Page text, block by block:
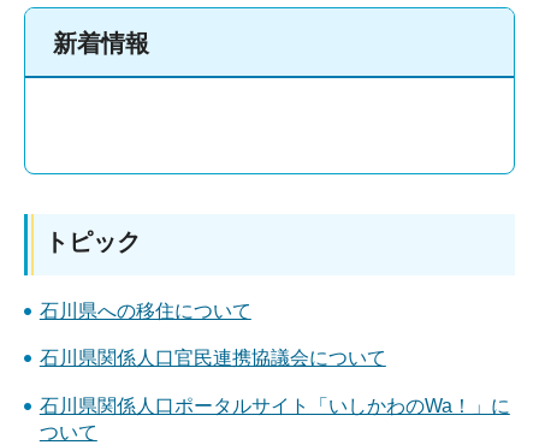
新着情報
トピック
石川県への移住について
石川県関係人口官民連携協議会について
石川県関係人口ポータルサイト「いしかわのWa！」に
ついて